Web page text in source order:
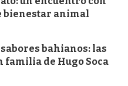
bienestar animal
bahianos: las
familia de Hugo Soca